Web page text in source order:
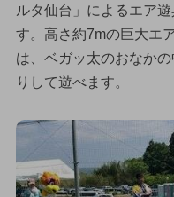
ルタ仙台」によるエア
す。高さ約7mの巨大エ
は、ベガッ太のおなか
りして遊べます。